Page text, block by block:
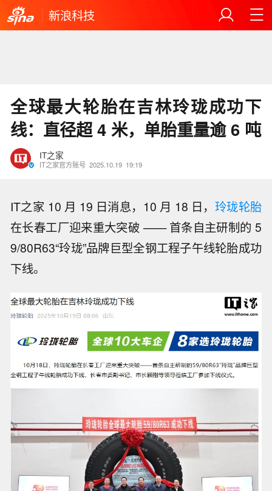
新浪科技
全球最大轮胎在吉林玲珑成功下
线：直径超 4 米，单胎重量逾 6 吨
IT之家
IT之家官方账号 2025.10.19 19:19
IT之家 10 月 19 日消息，10 月 18 日， 玲珑轮胎
在长春工厂迎来重大突破 —— 首条自主研制的 5
9/80R63“玲珑”品牌巨型全钢工程子午线轮胎成功
下线。